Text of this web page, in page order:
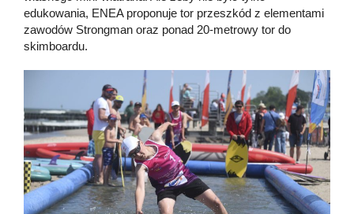
edukowania, ENEA proponuje tor przeszkód z elementami
zawodów Strongman oraz ponad 20-metrowy tor do
skimboardu.